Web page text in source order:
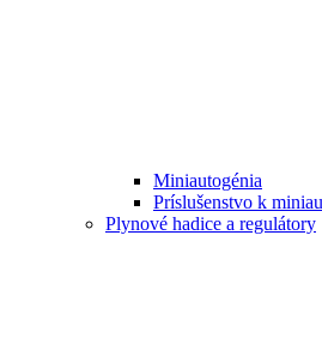
Miniautogénia
Príslušenstvo k
Plynové hadice a regulátory